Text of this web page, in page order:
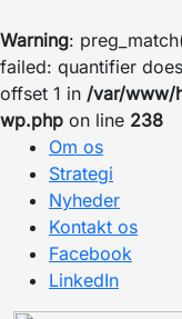
Warning:
failed: quantifier
offset 1 in /var/www/
wp.php on line 238
Om os
Strategi
Nyheder
Kontakt os
Facebook
LinkedIn